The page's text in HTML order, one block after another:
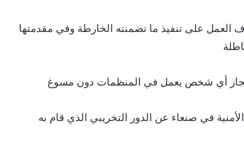
العمل على تنفيذ ما تضمنته الخارطة وفي مقدمتها
أي شخص يعمل في المنظمات دون مسوغ
في صنعاء عن الدور التخريبي الذي قام به